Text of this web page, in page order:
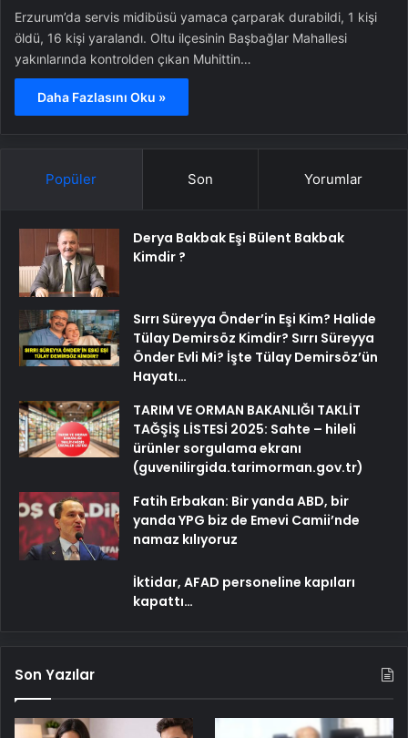
Erzurum’da servis midibüsü yamaca çarparak durabildi, 1 kişi
öldü, 16 kişi yaralandı. Oltu ilçesinin Başbağlar Mahallesi
yakınlarında kontrolden çıkan Muhittin…
Daha Fazlasını Oku »
Popüler Son Yorumlar
Derya Bakbak Eşi Bülent Bakbak
Kimdir ?
Sırrı Süreyya Önder’in Eşi Kim? Halide
Tülay Demirsöz Kimdir? Sırrı Süreyya
Önder Evli Mi? İşte Tülay Demirsöz’ün
Hayatı…
TARIM VE ORMAN BAKANLIĞI TAKLİT
TAĞŞİŞ LİSTESİ 2025: Sahte – hileli
ürünler sorgulama ekranı
(guvenilirgida.tarimorman.gov.tr)
Fatih Erbakan: Bir yanda ABD, bir
yanda YPG biz de Emevi Camii’nde
namaz kılıyoruz
İktidar, AFAD personeline kapıları
kapattı…
Son Yazılar